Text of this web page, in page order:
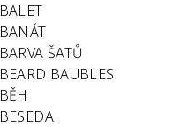
BALET
BANÁT
BARVA ŠATŮ
BEARD BAUBLES
BĚH
BESEDA